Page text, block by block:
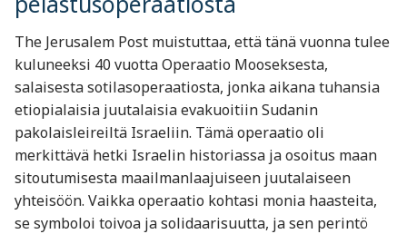
The Jerusalem Post muistuttaa, että tänä vuonna tulee
kuluneeksi 40 vuotta Operaatio Mooseksesta,
salaisesta sotilasoperaatiosta, jonka aikana tuhansia
etiopialaisia juutalaisia evakuoitiin Sudanin
pakolaisleireiltä Israeliin. Tämä operaatio oli
merkittävä hetki Israelin historiassa ja osoitus maan
sitoutumisesta maailmanlaajuiseen juutalaiseen
yhteisöön. Vaikka operaatio kohtasi monia haasteita,
se symboloi toivoa ja solidaarisuutta, ja sen perintö